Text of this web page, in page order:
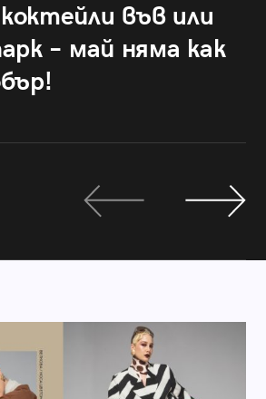
във или
– май няма как